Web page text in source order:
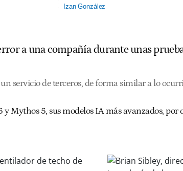
Izan González
a una compañía durante unas
servicio de terceros, de forma similar a lo
y Mythos 5, sus modelos IA más avanzados, por